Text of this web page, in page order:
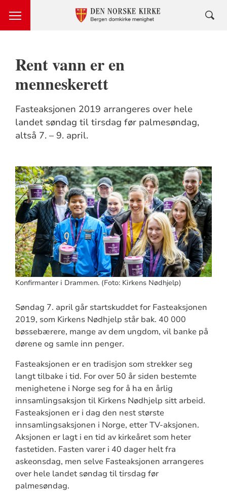
Rent vann er en
menneskerett
Fasteaksjonen 2019 arrangeres over hele
landet søndag til tirsdag før palmesøndag,
altså 7. – 9. april.
Konfirmanter i Drammen. (Foto: Kirkens Nødhjelp)
Søndag 7. april går startskuddet for Fasteaksjonen
2019, som Kirkens Nødhjelp står bak. 40 000
bøssebærere, mange av dem ungdom, vil banke på
dørene og samle inn penger.
Fasteaksjonen er en tradisjon som strekker seg
langt tilbake i tid. For over 50 år siden bestemte
menighetene i Norge seg for å ha en årlig
innsamlingsaksjon til Kirkens Nødhjelp sitt arbeid.
Fasteaksjonen er i dag den nest største
innsamlingsaksjonen i Norge, etter TV-aksjonen.
Aksjonen er lagt i en tid av kirkeåret som heter
fastetiden. Fasten varer i 40 dager helt fra
askeonsdag, men selve Fasteaksjonen arrangeres
over hele landet søndag til tirsdag før
palmesøndag.